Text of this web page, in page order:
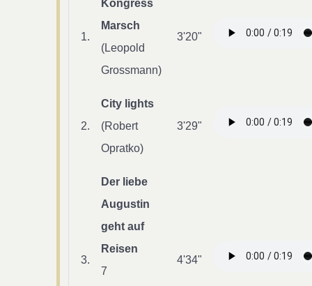
1.
Kongress
Marsch
(Leopold
Grossmann)
3'20"
2.
City lights
(Robert
Opratko)
3'29"
3.
Der liebe
Augustin
geht auf
Reisen
7
4'34"